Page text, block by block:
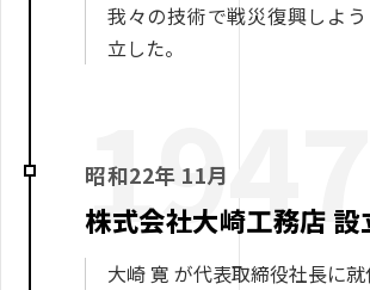
我々の技術で戦災復興しよ
立した。
1947
昭和22年 11月
株式会社大崎工務店 設
大崎 寛 が代表取締役社長に就